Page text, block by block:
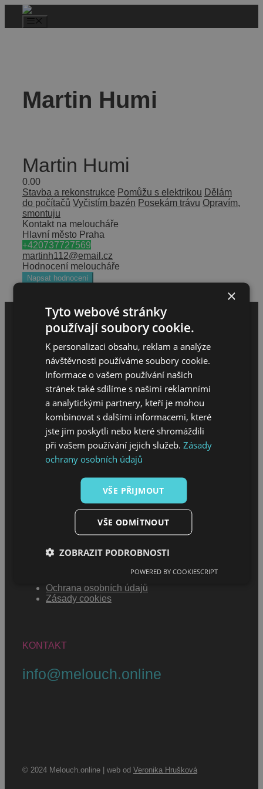
Martin Humi
Martin Humi
0.00
Stavba a rekonstrukce Pomůžu s elektrikou Dělám
do počítačů Vyčistím bazén Posekám trávu Opravím,
smontuju
Kontakt na meloucháře
Hlavní město Praha
+420737727569
martinh112@email.cz
Hodnocení meloucháře
Napsat hodnocení
MENU
Úvod
O projektu
MENU
Ochrana osobních údajů
Zásady cookies
KONTAKT
info@melouch.online
© 2024 Melouch.online | web od Veronika Hrušková
×
Tyto webové stránky
používají soubory cookie.
K personalizaci obsahu, reklam a analýze
návštěvnosti používáme soubory cookie.
Informace o vašem používání našich
stránek také sdílíme s našimi reklamními
a analytickými partnery, kteří je mohou
kombinovat s dalšími informacemi, které
jste jim poskytli nebo které shromáždili
při vašem používání jejich služeb.Zásady
ochrany osobních údajů
VŠE PŘIJMOUT
VŠE ODMÍTNOUT
ZOBRAZIT PODROBNOSTI
POWERED BY COOKIESCRIPT